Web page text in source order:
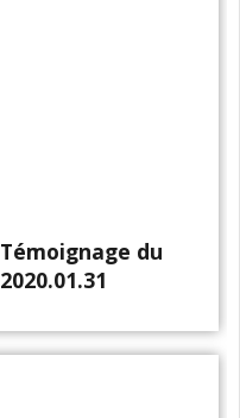
Témoignage du
2020.01.31